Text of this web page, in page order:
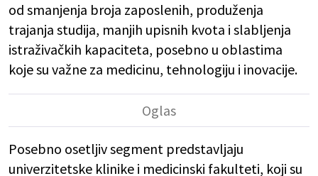
od smanjenja broja zaposlenih, produženja
trajanja studija, manjih upisnih kvota i slabljenja
istraživačkih kapaciteta, posebno u oblastima
koje su važne za medicinu, tehnologiju i inovacije.
Posebno osetljiv segment predstavljaju
univerzitetske klinike i medicinski fakulteti, koji su